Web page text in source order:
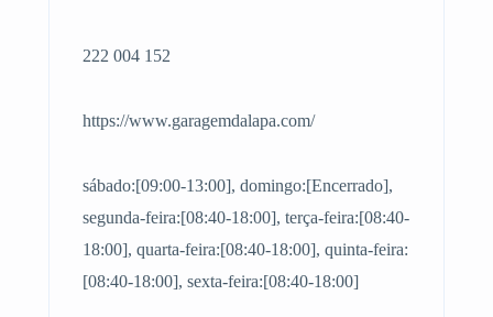
222 004 152
https://www.garagemdalapa.com/
sábado:[09:00-13:00], domingo:[Encerrado],
segunda-feira:[08:40-18:00], terça-feira:[08:40-
18:00], quarta-feira:[08:40-18:00], quinta-feira:
[08:40-18:00], sexta-feira:[08:40-18:00]